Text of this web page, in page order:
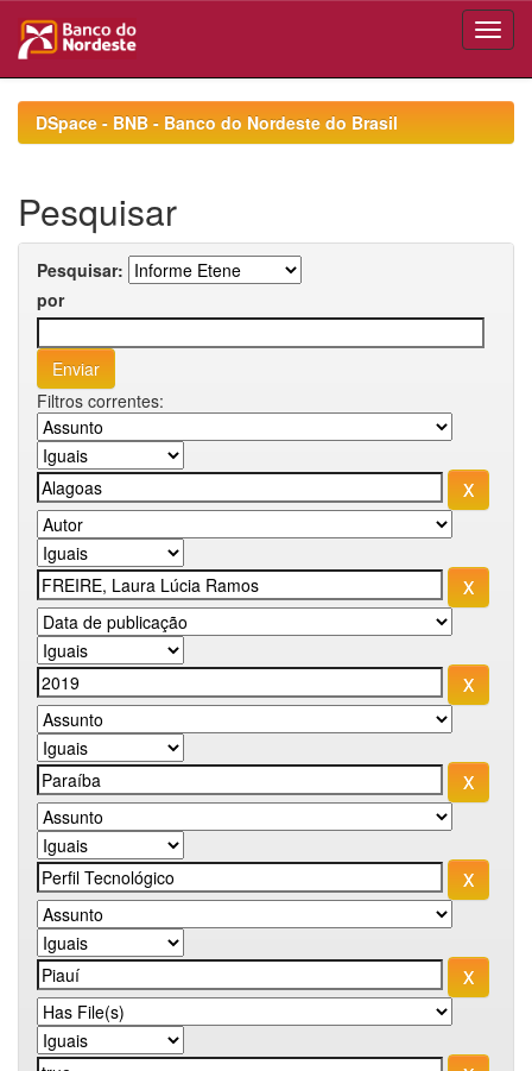
navigationDSpace - BNB - Banco do Nordeste do Brasil
Pesquisar
Pesquisar:
por
Filtros correntes: